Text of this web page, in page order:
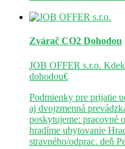
Zvárač CO2 Dohodou
JOB OFFER s.r.o.
dohodou€
Podmienky pre prijatie
aj dvojzmenná
poskytujeme: pracovné
hradíme ubytovanie
stravného/odprac. deň